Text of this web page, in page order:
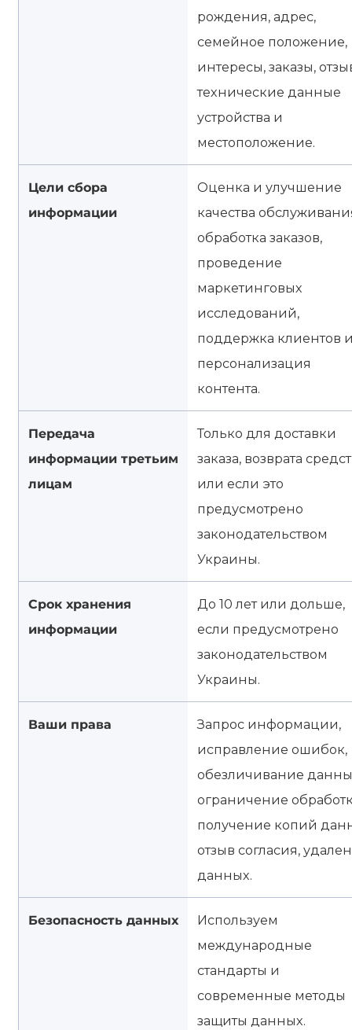
рождения, адрес,
семейное положение,
интересы, заказы,
технические данные
устройства и
местоположение.
Цели сбора
информации
Оценка и улучшение
качества
обработка заказов,
проведение
маркетинговых
исследований,
поддержка клиентов
персонализация
контента.
Передача
информации третьим
лицам
Только для доставки
заказа, возврата
или если это
предусмотрено
законодательством
Украины.
Срок хранения
информации
До 10 лет или дольше,
если предусмотрено
законодательством
Украины.
Ваши права
Запрос информации,
исправление ошибок,
обезличивание
ограничение
получение копий
отзыв согласия,
данных.
Безопасность данных
Используем
международные
стандарты и
современные методы
защиты данных.